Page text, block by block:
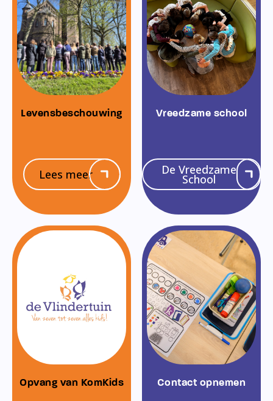
Levensbeschouwing
Lees meer
Vreedzame school
De Vreedzame
School
Opvang van KomKids Contact opnemen